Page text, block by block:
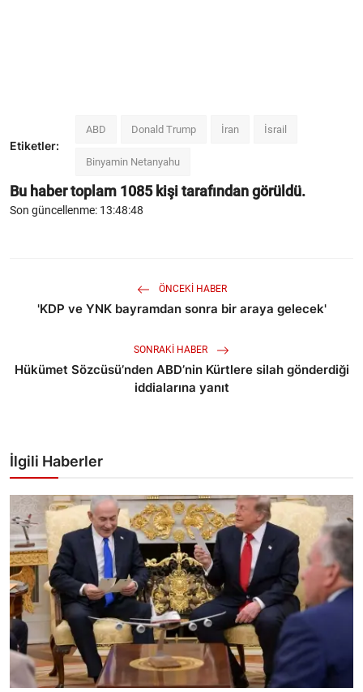
Etiketler:
ABD Donald Trump İran İsrail
Binyamin Netanyahu
Bu haber toplam 1085kişi tarafından görüldü.
Son güncellenme: 13:48:48
ÖNCEKI HABER
'KDP ve YNK bayramdan sonra bir araya gelecek'
SONRAKI HABER
Hükümet Sözcüsü’nden ABD’nin Kürtlere silah gönderdiği
iddialarına yanıt
İlgili Haberler